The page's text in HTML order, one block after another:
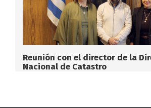
Reunión con el director de la
Nacional de Catastro